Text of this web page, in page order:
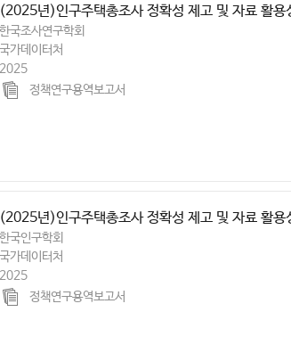
(2025년)인구주택총조사 정확성 제고 및 자료 활
한국조사연구학회
국가데이터처
2025
정책연구용역보고서
(2025년)인구주택총조사 정확성 제고 및 자료 활
한국인구학회
국가데이터처
2025
정책연구용역보고서